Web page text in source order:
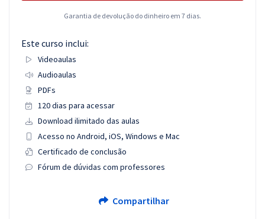
Garantia de devolução do dinheiro em 7 dias.
Este curso inclui:
Videoaulas
Audioaulas
PDFs
120 dias para acessar
Download ilimitado das aulas
Acesso no Android, iOS, Windows e Mac
Certificado de conclusão
Fórum de dúvidas com professores
Compartilhar